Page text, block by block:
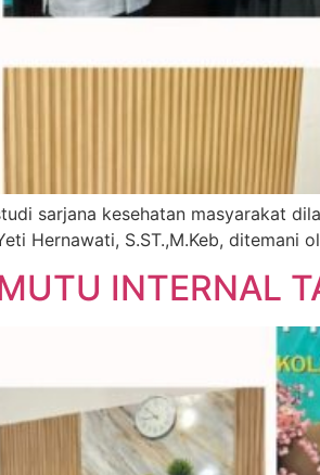
sarjana kesehatan masyarakat
Hernawati, S.ST.,M.Keb, ditemani
INTERNAL